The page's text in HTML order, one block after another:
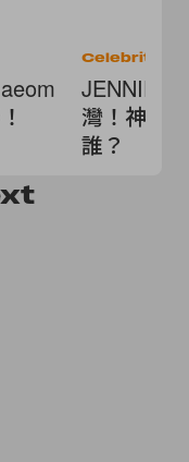
Celebrities
JENNIE
灣！神秘
誰？